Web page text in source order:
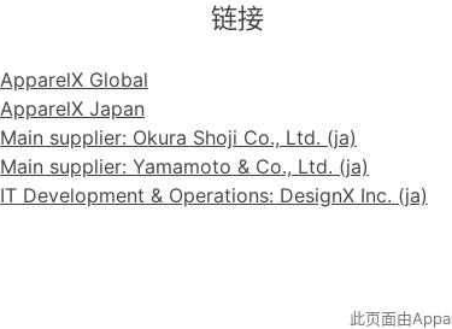
链接
ApparelX Global
ApparelX Japan
Main supplier: Okura Shoji Co., Ltd. (ja)
Main supplier: Yamamoto & Co., Ltd. (ja)
IT Development & Operations: DesignX Inc. (ja)
此页面由